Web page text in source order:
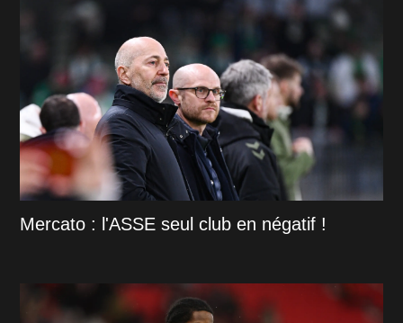
Mercato : l'ASSE seul club en négatif !